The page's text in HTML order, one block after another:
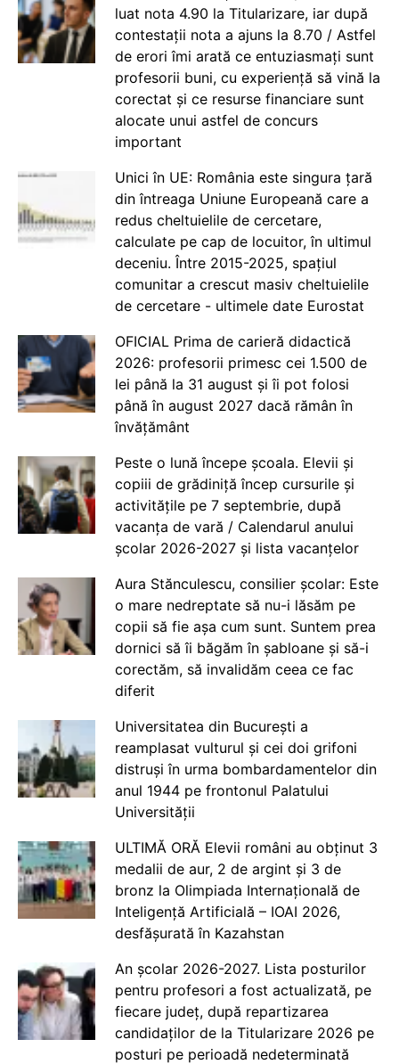
luat nota 4.90 la Titularizare, iar după
contestații nota a ajuns la 8.70 / Astfel
de erori îmi arată ce entuziasmați sunt
profesorii buni, cu experiență să vină la
corectat și ce resurse financiare sunt
alocate unui astfel de concurs
important
Unici în UE: România este singura țară
din întreaga Uniune Europeană care a
redus cheltuielile de cercetare,
calculate pe cap de locuitor, în ultimul
deceniu. Între 2015-2025, spațiul
comunitar a crescut masiv cheltuielile
de cercetare - ultimele date Eurostat
OFICIAL Prima de carieră didactică
2026: profesorii primesc cei 1.500 de
lei până la 31 august și îi pot folosi
până în august 2027 dacă rămân în
învățământ
Peste o lună începe școala. Elevii și
copiii de grădiniță încep cursurile și
activitățile pe 7 septembrie, după
vacanța de vară / Calendarul anului
școlar 2026-2027 și lista vacanțelor
Aura Stănculescu, consilier școlar: Este
o mare nedreptate să nu-i lăsăm pe
copii să fie așa cum sunt. Suntem prea
dornici să îi băgăm în șabloane și să-i
corectăm, să invalidăm ceea ce fac
diferit
Universitatea din București a
reamplasat vulturul și cei doi grifoni
distruși în urma bombardamentelor din
anul 1944 pe frontonul Palatului
Universității
ULTIMĂ ORĂ Elevii români au obținut 3
medalii de aur, 2 de argint și 3 de
bronz la Olimpiada Internațională de
Inteligență Artificială – IOAI 2026,
desfășurată în Kazahstan
An școlar 2026-2027. Lista posturilor
pentru profesori a fost actualizată, pe
fiecare județ, după repartizarea
candidaților de la Titularizare 2026 pe
posturi pe perioadă nedeterminată